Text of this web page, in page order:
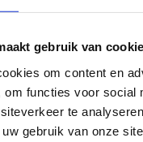
gebruik van
om content en
om functies voor social
te
gebruik van onze